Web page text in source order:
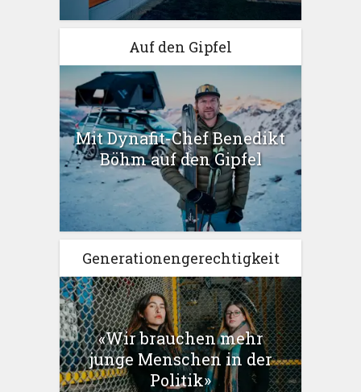
Auf den Gipfel
Mit Dynafit-Chef Benedikt
Böhm auf den Gipfel
Generationengerechtigkeit
«Wir brauchen mehr
junge Menschen in der
Politik»